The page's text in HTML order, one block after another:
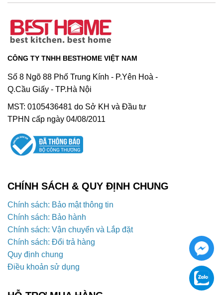
CÔNG TY TNHH BESTHOME VIỆT NAM
Số 8 Ngõ 88 Phố Trung Kính - P.Yên Hoà -
Q.Cầu Giấy - TP.Hà Nội
MST: 0105436481 do Sở KH và Đầu tư
TPHN cấp ngày 04/08/2011
CHÍNH SÁCH & QUY ĐỊNH CHUNG
Chính sách: Bảo mật thông tin
Chính sách: Bảo hành
Chính sách: Vận chuyển và Lắp đặt
Chính sách: Đổi trả hàng
Quy định chung
Điều khoản sử dụng